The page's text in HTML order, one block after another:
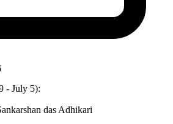
- July 5):
das Adhikari